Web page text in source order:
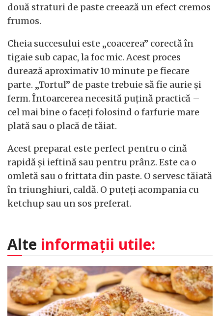
două straturi de paste creează un efect cremos
frumos.
Cheia succesului este „coacerea” corectă în
tigaie sub capac, la foc mic. Acest proces
durează aproximativ 10 minute pe fiecare
parte. „Tortul” de paste trebuie să fie aurie și
ferm. Întoarcerea necesită puțină practică –
cel mai bine o faceți folosind o farfurie mare
plată sau o placă de tăiat.
Acest preparat este perfect pentru o cină
rapidă și ieftină sau pentru prânz. Este ca o
omletă sau o frittata din paste. O servesc tăiată
în triunghiuri, caldă. O puteți acompania cu
ketchup sau un sos preferat.
Alte informații utile: